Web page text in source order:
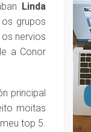
Linda
grupos
nervios
a Conor
principal
moitas
top 5.